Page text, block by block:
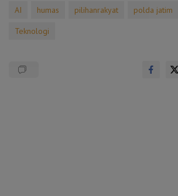
AI humas pilihanrakyat polda jatim
Teknologi